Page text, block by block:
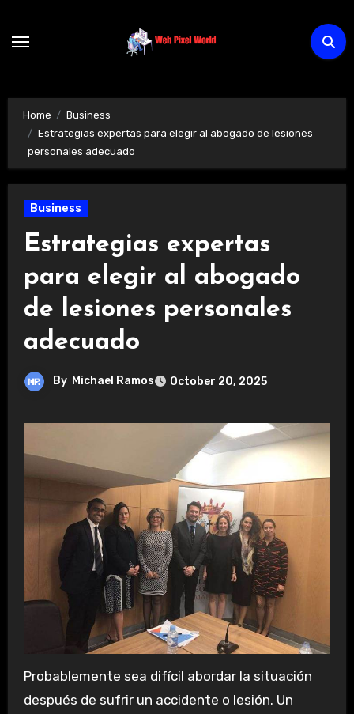
Home
Business
Estrategias expertas para elegir al abogado de lesiones
personales adecuado
Business
Estrategias expertas
para elegir al abogado
de lesiones personales
adecuado
By Michael Ramos October 20, 2025
Probablemente sea difícil abordar la situación
después de sufrir un accidente o lesión. Un